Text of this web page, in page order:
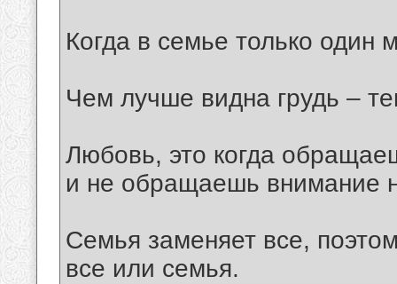
Когда в семье только один
Чем лучше видна грудь –
Любовь, это когда
и не обращаешь внимание
Семья заменяет все,
все или семья.